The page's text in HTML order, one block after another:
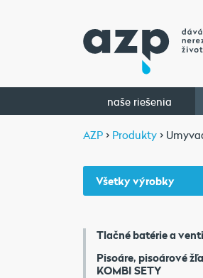
naše riešenia
AZP > Produkty >
Všetky výrobky
Tlačné batérie a
Pisoáre, pisoárové
KOMBI SETY